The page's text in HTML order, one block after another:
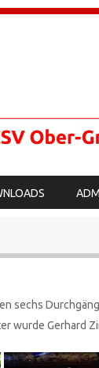
sechs
wurde Gerhard